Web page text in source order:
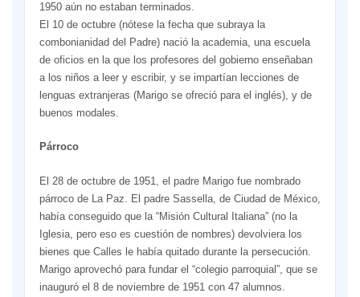
1950 aún no estaban terminados.
El 10 de octubre (nótese la fecha que subraya la
combonianidad del Padre) nació la academia, una escuela
de oficios en la que los profesores del gobierno enseñaban
a los niños a leer y escribir, y se impartían lecciones de
lenguas extranjeras (Marigo se ofreció para el inglés), y de
buenos modales.
Párroco
El 28 de octubre de 1951, el padre Marigo fue nombrado
párroco de La Paz. El padre Sassella, de Ciudad de México,
había conseguido que la “Misión Cultural Italiana” (no la
Iglesia, pero eso es cuestión de nombres) devolviera los
bienes que Calles le había quitado durante la persecución.
Marigo aprovechó para fundar el “colegio parroquial”, que se
inauguró el 8 de noviembre de 1951 con 47 alumnos.